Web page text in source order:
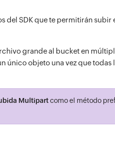
del SDK que te permitirán
grande al bucket en
único objeto una vez que
Multipartcomo el método